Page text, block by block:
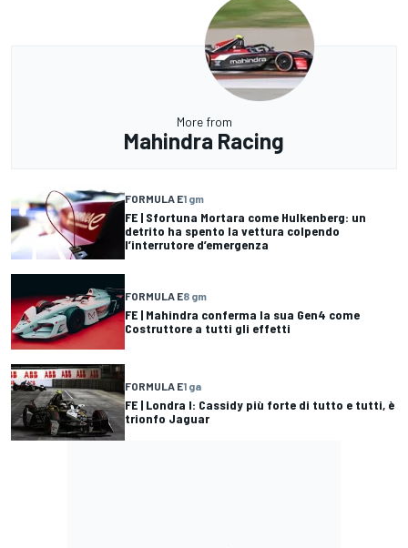
More from
Mahindra Racing
FORMULA E1 gm
FE | Sfortuna Mortara come Hulkenberg: un
detrito ha spento la vettura colpendo
l’interrutore d’emergenza
FORMULA E8 gm
FE | Mahindra conferma la sua Gen4 come
Costruttore a tutti gli effetti
FORMULA E1 ga
FE | Londra I: Cassidy più forte di tutto e tutti, è
trionfo Jaguar